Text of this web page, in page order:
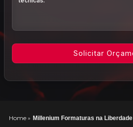
Home » Millenium Formaturas na Liberdade